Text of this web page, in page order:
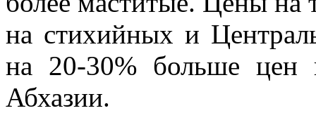
на стихийных и
на 20-30% больше цен
Абхазии.